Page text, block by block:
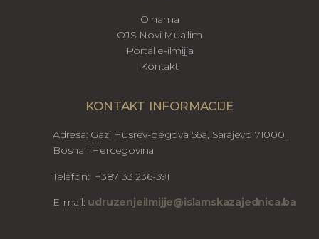
O nama
OJS Novi Muallim
Portal e-ilmijja
Kontakt
KONTAKT INFORMACIJE
Adresa: Gazi Husrev-begova 56a, Sarajevo 71000,
Bosna i Hercegovina
Telefon: +387 33 236-391
E-mail: udruzenjeilmijje@islamskazajednica.ba